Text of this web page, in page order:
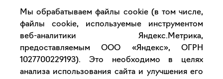
Мы обрабатываем файлы cookie (в том числе,
файлы cookie, используемые инструментом
веб-аналитики Яндекс.Метрика,
предоставляемым ООО «Яндекс», ОГРН
1027700229193). Это необходимо в целях
анализа использования сайта и улучшения его